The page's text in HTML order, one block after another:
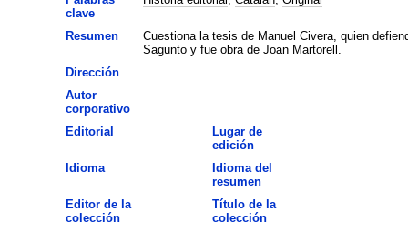
clave
Resumen
Cuestiona la tesis de Manuel Civera, quien
Sagunto y fue obra de Joan Martorell.
Dirección
Autor
corporativo
Editorial
Lugar de
edición
Idioma
Idioma del
resumen
Editor de la
colección
Título de la
colección